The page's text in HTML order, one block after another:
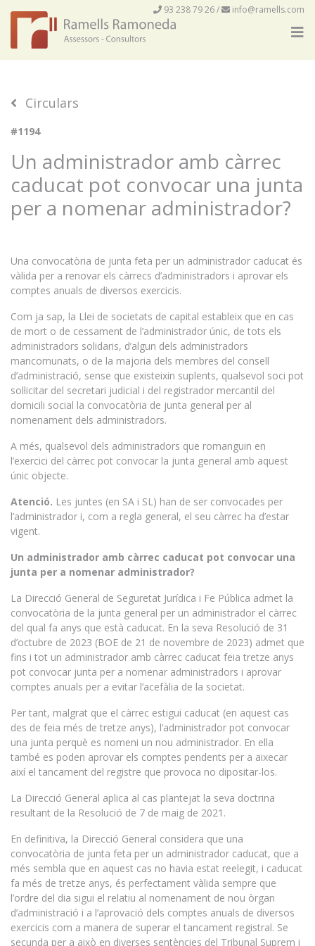
93 238 79 26/ info@ramells.com
Circulars
#1194
Un administrador amb càrrec
caducat pot convocar una junta
per a nomenar administrador?
Una convocatòria de junta feta per un administrador caducat és
vàlida per a renovar els càrrecs d’administradors i aprovar els
comptes anuals de diversos exercicis.
Com ja sap, la Llei de societats de capital estableix que en cas
de mort o de cessament de l’administrador únic, de tots els
administradors solidaris, d’algun dels administradors
mancomunats, o de la majoria dels membres del consell
d’administració, sense que existeixin suplents, qualsevol soci pot
sol·licitar del secretari judicial i del registrador mercantil del
domicili social la convocatòria de junta general per al
nomenament dels administradors.
A més, qualsevol dels administradors que romanguin en
l’exercici del càrrec pot convocar la junta general amb aquest
únic objecte.
Atenció. Les juntes (en SA i SL) han de ser convocades per
l’administrador i, com a regla general, el seu càrrec ha d’estar
vigent.
Un administrador amb càrrec caducat pot convocar una
junta per a nomenar administrador?
La Direcció General de Seguretat Jurídica i Fe Pública admet la
convocatòria de la junta general per un administrador el càrrec
del qual fa anys que està caducat. En la seva Resolució de 31
d’octubre de 2023 (BOE de 21 de novembre de 2023) admet que
fins i tot un administrador amb càrrec caducat feia tretze anys
pot convocar junta per a nomenar administradors i aprovar
comptes anuals per a evitar l’acefàlia de la societat.
Per tant, malgrat que el càrrec estigui caducat (en aquest cas
des de feia més de tretze anys), l’administrador pot convocar
una junta perquè es nomeni un nou administrador. En ella
també es poden aprovar els comptes pendents per a aixecar
així el tancament del registre que provoca no dipositar-los.
La Direcció General aplica al cas plantejat la seva doctrina
resultant de la Resolució de 7 de maig de 2021.
En definitiva, la Direcció General considera que una
convocatòria de junta feta per un administrador caducat, que a
més sembla que en aquest cas no havia estat reelegit, i caducat
fa més de tretze anys, és perfectament vàlida sempre que
l’ordre del dia sigui el relatiu al nomenament de nou òrgan
d’administració i a l’aprovació dels comptes anuals de diversos
exercicis com a manera de superar el tancament registral. Se
secunda per a això en diverses sentències del Tribunal Suprem i